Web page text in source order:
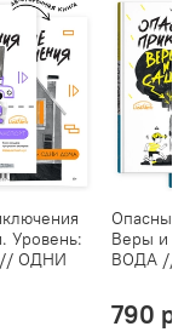
Уровень:
ОДНИ
Опасные
Веры и
ВОДА //
790